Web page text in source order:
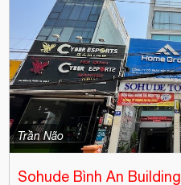
Trần Não
Sohude Bình An Building